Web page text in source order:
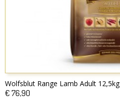
Wolfsblut Range Lamb Adult 12,5kg
€ 76,90